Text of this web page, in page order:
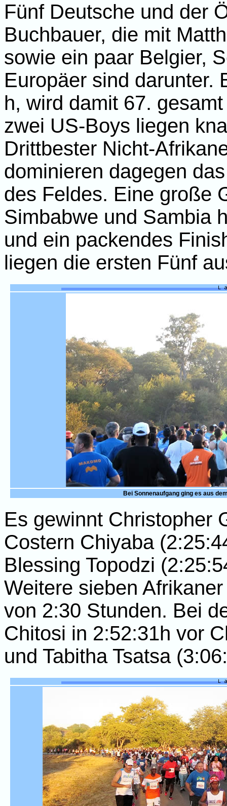
Fünf Deutsche und der
Buchbauer, die mit
sowie ein paar Belgier,
Europäer sind darunter.
h, wird damit 67.
zwei US-Boys liegen
Drittbester Nicht-
dominieren dagegen
des Feldes. Eine große
Simbabwe und Sambia
und ein packendes
liegen die ersten Fünf
Bei Sonnenaufgang ging es aus
Es gewinnt Christopher
Costern Chiyaba
Blessing Topodzi
Weitere sieben
von 2:30 Stunden. Bei
Chitosi in 2:52:31h vor
und Tabitha Tsatsa